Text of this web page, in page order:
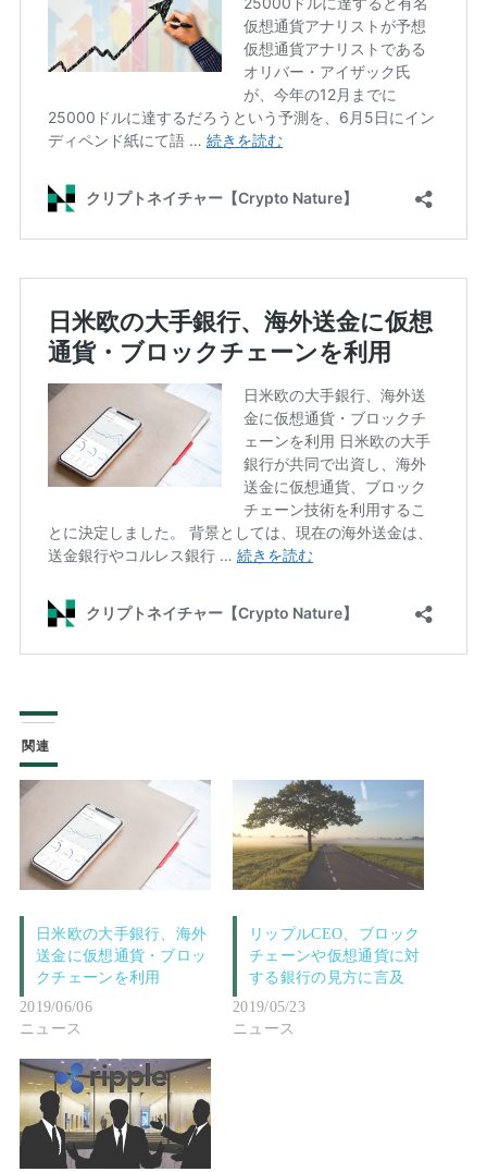
関連
日米欧の大手銀行、海外
送金に仮想通貨・ブロッ
クチェーンを利用
2019/06/06
ニュース
リップルCEO、ブロック
チェーンや仮想通貨に対
する銀行の見方に言及
2019/05/23
ニュース